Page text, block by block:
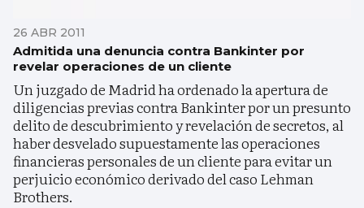
26 ABR 2011
Admitida una denuncia contra Bankinter por
revelar operaciones de un cliente
Un juzgado de Madrid ha ordenado la apertura de
diligencias previas contra Bankinter por un presunto
delito de descubrimiento y revelación de secretos, al
haber desvelado supuestamente las operaciones
financieras personales de un cliente para evitar un
perjuicio económico derivado del caso Lehman
Brothers.